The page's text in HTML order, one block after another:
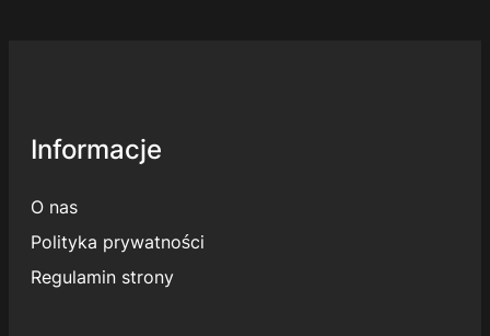
Informacje
O nas
Polityka prywatności
Regulamin strony